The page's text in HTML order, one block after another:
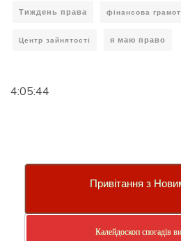
Тиждень права фінансова
Центр зайнятості я маю право
4:05:45
Привітання з
Калейдоскоп спогадів